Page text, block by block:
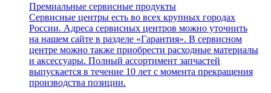
Премиальные сервисные продукты
Сервисные центры есть во всех крупных городах
России. Адреса сервисных центров можно уточнить
на нашем сайте в разделе «Гарантия». В сервисном
центре можно также приобрести расходные материалы
и аксессуары. Полный ассортимент запчастей
выпускается в течение 10 лет с момента прекращения
производства позиции.